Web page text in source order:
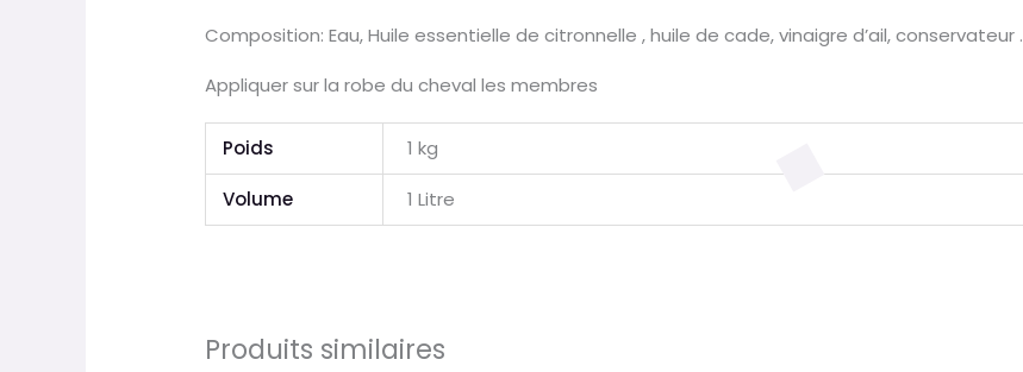
Composition: Eau, Huile essentielle de citronnelle , huile de cade, vinaigre d’ail, conservateur .
Appliquer sur la robe du cheval les membres
Poids 1 kg
Volume 1 Litre
Produits similaires